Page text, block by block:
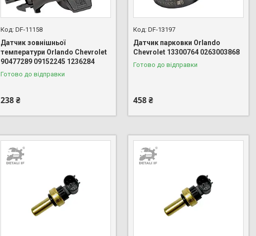
DF-11158
Датчик зовнішньої
температури Orlando Chevrolet
90477289 09152245 1236284
Готово до відправки
238 ₴
DF-13197
Датчик парковки Orlando
Chevrolet 13300764 0263003868
Готово до відправки
458 ₴